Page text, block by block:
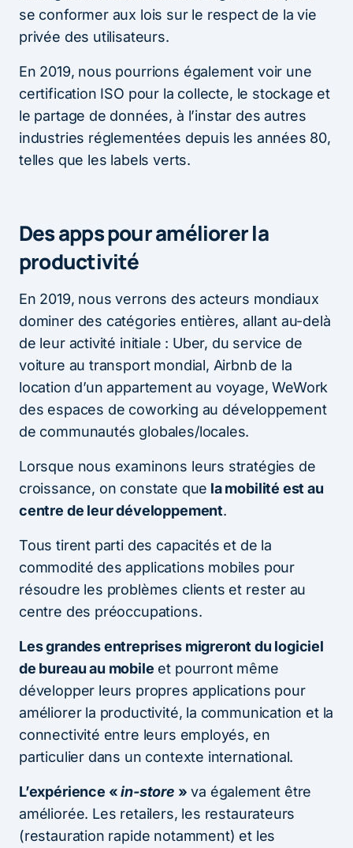
se conformer aux lois sur le respect de la vie
privée des utilisateurs.
En 2019, nous pourrions également voir une
certification ISO pour la collecte, le stockage et
le partage de données, à l’instar des autres
industries réglementées depuis les années 80,
telles que les labels verts.
Des apps pour améliorer la
productivité
En 2019, nous verrons des acteurs mondiaux
dominer des catégories entières, allant au-delà
de leur activité initiale : Uber, du service de
voiture au transport mondial, Airbnb de la
location d’un appartement au voyage, WeWork
des espaces de coworking au développement
de communautés globales/locales.
Lorsque nous examinons leurs stratégies de
croissance, on constate que la mobilité est au
centre de leur développement.
Tous tirent parti des capacités et de la
commodité des applications mobiles pour
résoudre les problèmes clients et rester au
centre des préoccupations.
Les grandes entreprises migreront du logiciel
de bureau au mobile et pourront même
développer leurs propres applications pour
améliorer la productivité, la communication et la
connectivité entre leurs employés, en
particulier dans un contexte international.
L’expérience «in-store » va également être
améliorée. Les retailers, les restaurateurs
(restauration rapide notamment) et les